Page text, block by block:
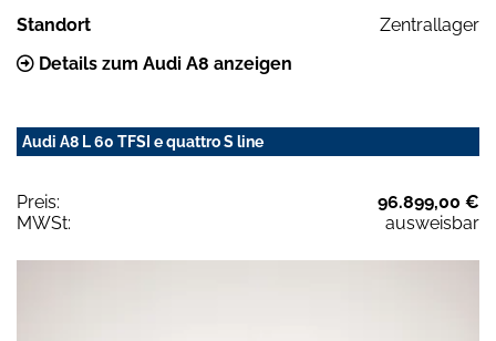
Standort
Zentrallager
Details zum Audi A8 anzeigen
Audi A8 L 60 TFSI e quattro S line
Preis:
96.899,00 €
MWSt:
ausweisbar